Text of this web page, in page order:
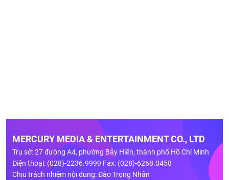
MERCURY MEDIA & ENTERTAINMENT CO., LTD
Trụ sở: 27 đường A4, phường Bảy Hiền, thành phố Hồ Chí Minh
Điện thoại: (028)-2236.9999 Fax: (028)-6268.0458
Chịu trách nhiệm nội dung: Đào Trọng Nhân